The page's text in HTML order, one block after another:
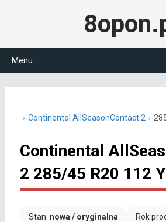
Menu
Continental AllSeasonContact 2
Continental
2 285/45 R20 112
Stan: nowa / oryginalna Rok